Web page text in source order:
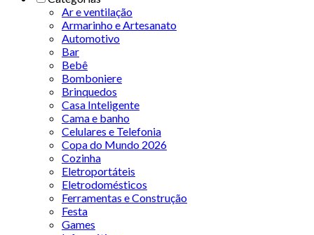
Ar e ventilação
Armarinho e Artesanato
Automotivo
Bar
Bebê
Bomboniere
Brinquedos
Casa Inteligente
Cama e banho
Celulares e Telefonia
Copa do Mundo 2026
Cozinha
Eletroportáteis
Eletrodomésticos
Ferramentas e Construção
Festa
Games